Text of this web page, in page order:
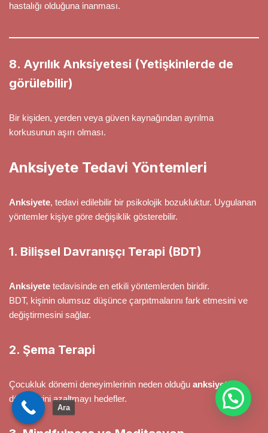
hastalığı olduğuna inanması.
8. Ayrılık Anksiyetesi (Yetişkinlerde de
görülebilir)
Bir kişiden, yerden veya güven kaynağından ayrılma
korkusunun aşırı olması.
Anksiyete Tedavi Yöntemleri
Anksiyete, tedavi edilebilir bir psikolojik bozukluktur. Uygulanan
yöntemler kişiye göre değişiklik gösterebilir.
1. Bilişsel Davranışçı Terapi (BDT)
Anksiyete tedavisinde en etkili yöntemlerden biridir.
BDT, kişinin olumsuz düşünce çarpıtmalarını fark etmesini ve
değiştirmesini sağlar.
2. Şema Terapi
Çocukluk dönemi deneyimlerinin neden olduğu anksiyete
düzeylerini azaltmayı hedefler.
Ara